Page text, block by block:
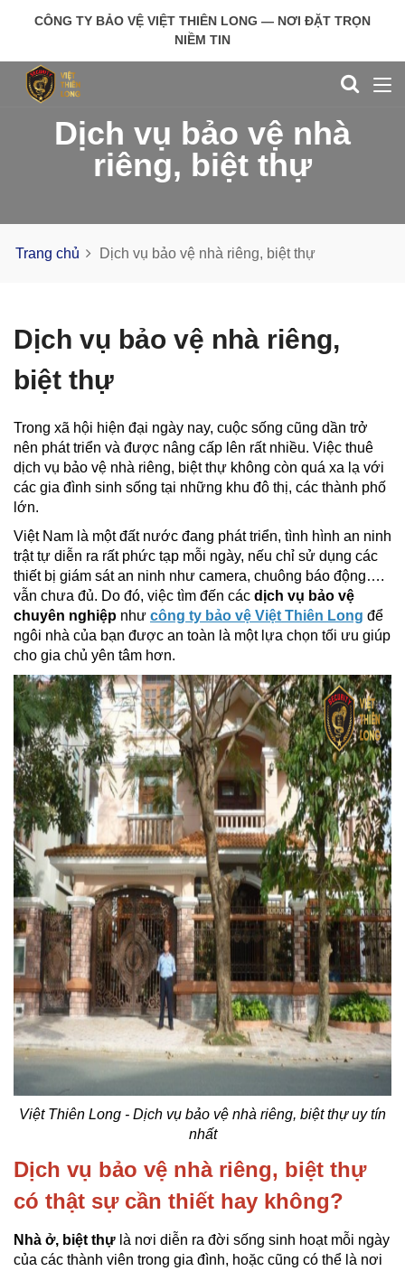
CÔNG TY BẢO VỆ VIỆT THIÊN LONG — NƠI ĐẶT TRỌN
NIỀM TIN
Dịch vụ bảo vệ nhà
riêng, biệt thự
Trang chủ Dịch vụ bảo vệ nhà riêng, biệt thự
Dịch vụ bảo vệ nhà riêng,
biệt thự
Trong xã hội hiện đại ngày nay, cuộc sống cũng dần trở
nên phát triển và được nâng cấp lên rất nhiều. Việc thuê
dịch vụ bảo vệ nhà riêng, biệt thự không còn quá xa lạ với
các gia đình sinh sống tại những khu đô thị, các thành phố
lớn.
Việt Nam là một đất nước đang phát triển, tình hình an ninh
trật tự diễn ra rất phức tạp mỗi ngày, nếu chỉ sử dụng các
thiết bị giám sát an ninh như camera, chuông báo động….
vẫn chưa đủ. Do đó, việc tìm đến các dịch vụ bảo vệ
chuyên nghiệp như công ty bảo vệ Việt Thiên Long để
ngôi nhà của bạn được an toàn là một lựa chọn tối ưu giúp
cho gia chủ yên tâm hơn.
Việt Thiên Long - Dịch vụ bảo vệ nhà riêng, biệt thự uy tín
nhất
Dịch vụ bảo vệ nhà riêng, biệt thự
có thật sự cần thiết hay không?
Nhà ở, biệt thự là nơi diễn ra đời sống sinh hoạt mỗi ngày
của các thành viên trong gia đình, hoặc cũng có thể là nơi